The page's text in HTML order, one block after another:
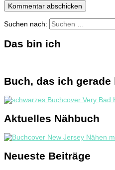
Suchen nach:
Das bin ich
Buch, das ich gerade
Aktuelles Nähbuch
Neueste Beiträge